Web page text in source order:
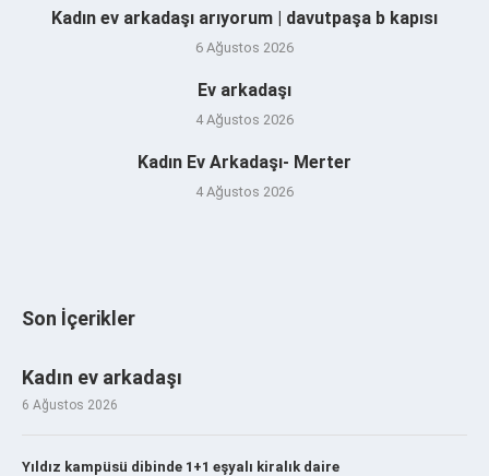
Kadın ev arkadaşı arıyorum | davutpaşa b kapısı
6 Ağustos 2026
Ev arkadaşı
4 Ağustos 2026
Kadın Ev Arkadaşı- Merter
4 Ağustos 2026
Son İçerikler
Kadın ev arkadaşı
6 Ağustos 2026
Yıldız kampüsü dibinde 1+1 eşyalı kiralık daire